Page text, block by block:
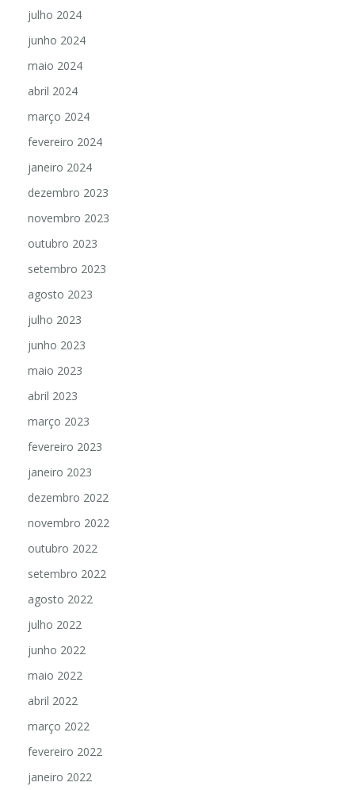
julho 2024
junho 2024
maio 2024
abril 2024
março 2024
fevereiro 2024
janeiro 2024
dezembro 2023
novembro 2023
outubro 2023
setembro 2023
agosto 2023
julho 2023
junho 2023
maio 2023
abril 2023
março 2023
fevereiro 2023
janeiro 2023
dezembro 2022
novembro 2022
outubro 2022
setembro 2022
agosto 2022
julho 2022
junho 2022
maio 2022
abril 2022
março 2022
fevereiro 2022
janeiro 2022